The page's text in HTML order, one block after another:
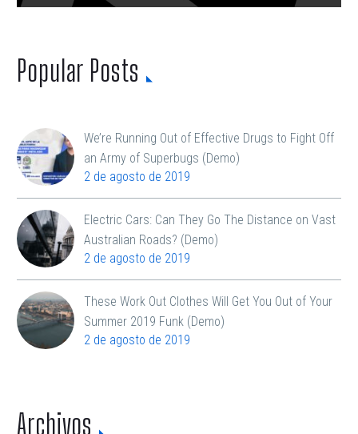
Popular Posts
We’re Running Out of Effective Drugs to Fight Off
an Army of Superbugs (Demo)
2 de agosto de 2019
Electric Cars: Can They Go The Distance on Vast
Australian Roads? (Demo)
2 de agosto de 2019
These Work Out Clothes Will Get You Out of Your
Summer 2019 Funk (Demo)
2 de agosto de 2019
Archivos